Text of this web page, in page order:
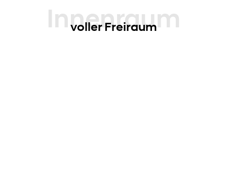
Innenraum
voller Freiraum